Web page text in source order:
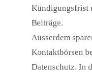
Kündigungsfrist
Beiträge.
Ausserdem
Kontaktbörsen
Datenschutz. In